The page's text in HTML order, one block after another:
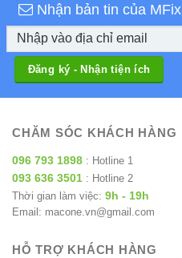
Nhận bản tin của MFix
CHĂM SÓC KHÁCH HÀNG
096 793 1898 : Hotline 1
093 636 3501 : Hotline 2
Thời gian làm việc: 9h - 19h
Email: macone.vn@gmail.com
HỖ TRỢ KHÁCH HÀNG